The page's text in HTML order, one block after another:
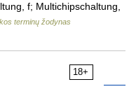
f; Multichipschaltung,
terminų žodynas
18+